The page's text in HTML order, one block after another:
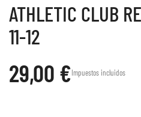
ATHLETIC CLUB
11-12
29,00 €Impuestos incluidos